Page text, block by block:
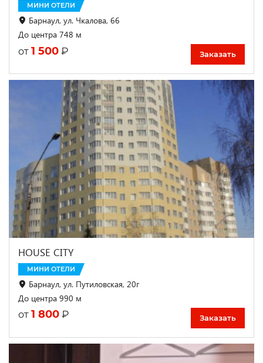
МИНИ ОТЕЛИ
Барнаул, ул. Чкалова, 66
До центра 748 м
от 1 500 ₽ Заказать
HOUSE CITY
МИНИ ОТЕЛИ
Барнаул, ул. Путиловская, 20г
До центра 990 м
от 1 800 ₽ Заказать